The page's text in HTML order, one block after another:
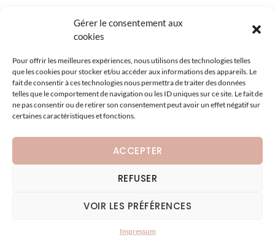
Gérer le consentement aux
cookies
Pour offrir les meilleures expériences, nous utilisons des technologies telles
que les cookies pour stocker et/ou accéder aux informations des appareils. Le
fait de consentir à ces technologies nous permettra de traiter des données
telles que le comportement de navigation ou les ID uniques sur ce site. Le fait de
ne pas consentir ou de retirer son consentement peut avoir un effet négatif sur
certaines caractéristiques et fonctions.
ACCEPTER
REFUSER
VOIR LES PRÉFÉRENCES
Impressum
+49 (0) 7227 40 41
Hauptstrasse 46 – 77839 LICHTENAU